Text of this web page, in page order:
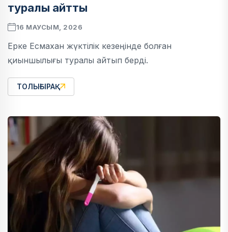
туралы айтты
16 МАУСЫМ, 2026
Ерке Есмахан жүктілік кезеңінде болған
қиыншылығы туралы айтып берді.
ТОЛЫҒЫРАҚ